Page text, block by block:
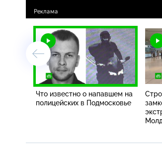
Что известно о напавшем на
полицейских в Подмосковье